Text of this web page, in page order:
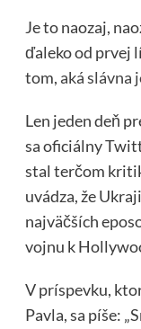
Je to naozaj,
ďaleko od prvej
tom, aká slávna
Len jeden deň
sa oficiálny
stal terčom
uvádza, že
najväčších
vojnu k
V príspevku,
Pavla, sa píše: